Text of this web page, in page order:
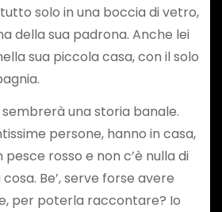
solo in una boccia di vetro,
della sua padrona. Anche lei
sua piccola casa, con il solo
sembrerà una storia banale.
persone, hanno in casa,
rosso e non c’è nulla di
Be’, serve forse avere
per poterla raccontare? Io